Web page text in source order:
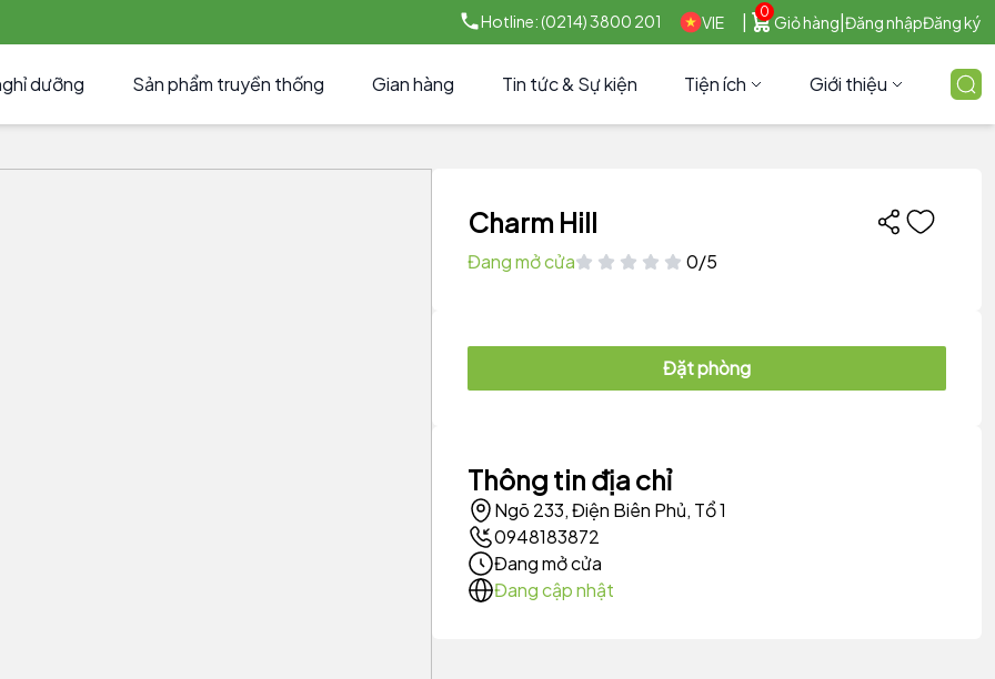
Hotline: (0214) 3800 201 VIE
0
Giỏ hàng Đăng nhậpĐăng ký
dưỡng Sản phẩm truyền thống Gian hàng Tin tức & Sự kiện Tiện ích Giới thiệu
Charm Hill
Đang mở cửa 0/5
Đặt phòng
Thông tin địa chỉ
Ngõ 233, Điện Biên Phủ, Tổ 1
0948183872
Đang mở cửa
Đang cập nhật